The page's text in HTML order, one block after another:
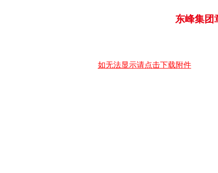
东峰集团
如无法显示请点击下载附件